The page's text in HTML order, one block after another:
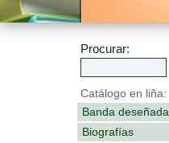
Procurar:
Catálogo en liña:
Banda deseñada
Biografías